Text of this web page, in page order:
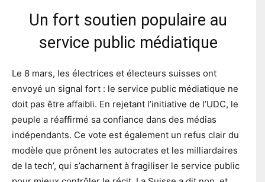
Un fort soutien populaire au
service public médiatique
Le 8 mars, les électrices et électeurs suisses ont
envoyé un signal fort : le service public médiatique ne
doit pas être affaibli. En rejetant l’initiative de l’UDC, le
peuple a réaffirmé sa confiance dans des médias
indépendants. Ce vote est également un refus clair du
modèle que prônent les autocrates et les milliardaires
de la tech’, qui s’acharnent à fragiliser le service public